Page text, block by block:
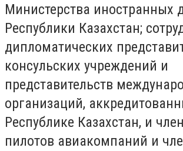
Министерства иностранных
Республики Казахстан;
дипломатических
консульских учреждений и
представительств
организаций,
Республике Казахстан, и
пилотов авиакомпаний и